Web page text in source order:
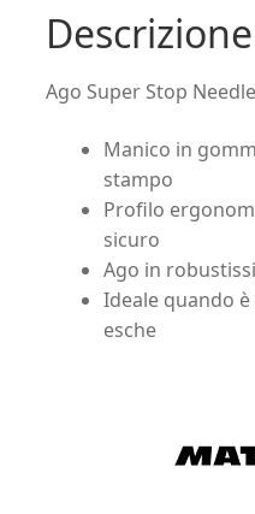
quantità
Descrizione
Ago Super Stop
Manico in
stampo
Profilo
sicuro
Ago in
Ideale quando
esche